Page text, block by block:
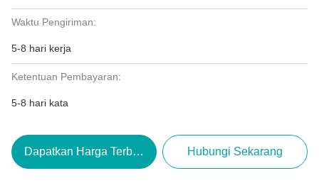
Waktu Pengiriman:
5-8 hari kerja
Ketentuan Pembayaran:
5-8 hari kata
Dapatkan Harga Terbaik Hubungi Sekarang